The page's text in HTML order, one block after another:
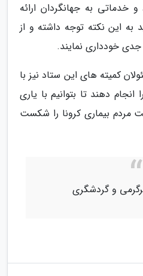
خدماتی به جهانگردان ارائه
این نکته توجه داشته و از
خودداری نمایند.
کمیته های این ستاد نیز با
دهند تا بتوانیم با یاری
مردم بیماری کرونا را شکست
و گردشگری